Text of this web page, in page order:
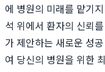
에 병원의 미래를 맡기
석 위에서 환자의 신뢰
가 제안하는 새로운 성
여 당신의 병원을 위한